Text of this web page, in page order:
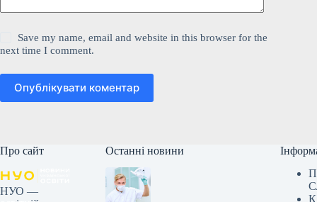
Save my name, email and website in this browser for the
next time I comment.
Опублікувати коментар
Про сайт
НУО —
Останні новини